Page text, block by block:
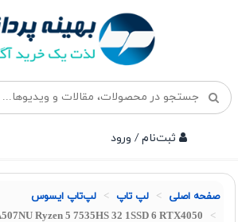
ثبت‌نام / ورود
صفحه اصلی لپ تاپ لپ‌تاپ ایسوس
Ryzen 5 7535HS 32 1SSD 6 RTX4050